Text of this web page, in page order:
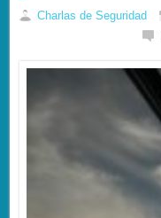
Charlas de Seguridad